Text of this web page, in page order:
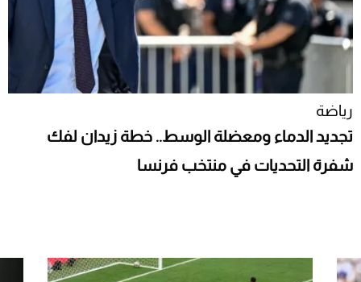
رياضة
تجديد الدماء ومعضلة الوسط.. خطة زيدان لفك
شفرة التحديات في منتخب فرنسا